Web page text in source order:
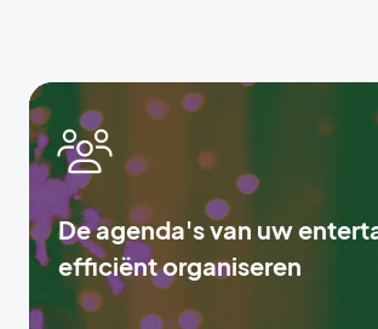
De agenda's van uw
efficiënt organiseren